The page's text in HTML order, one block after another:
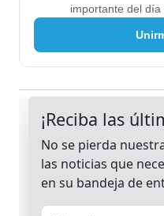
importante del